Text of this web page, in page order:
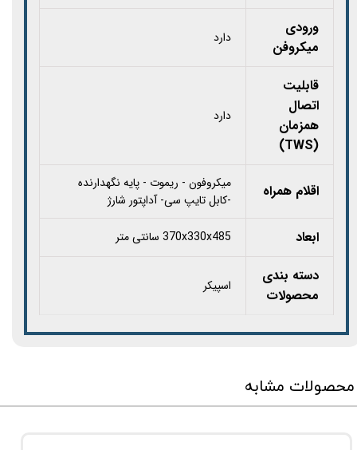
ورودی
میکروفن
دارد
قابلیت
اتصال
همزمان
(TWS)
دارد
اقلام همراه
میکروفون - ریموت - پایه نگهدارنده
-کابل تایپ سی- آداپتور شارژ
ابعاد 370x330x485 سانتی متر
دسته بندی
محصولات
اسپیکر
محصولات مشابه